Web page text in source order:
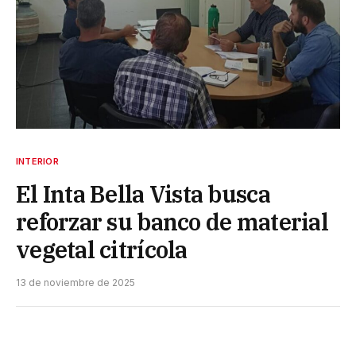
INTERIOR
El Inta Bella Vista busca
reforzar su banco de material
vegetal citrícola
13 de noviembre de 2025